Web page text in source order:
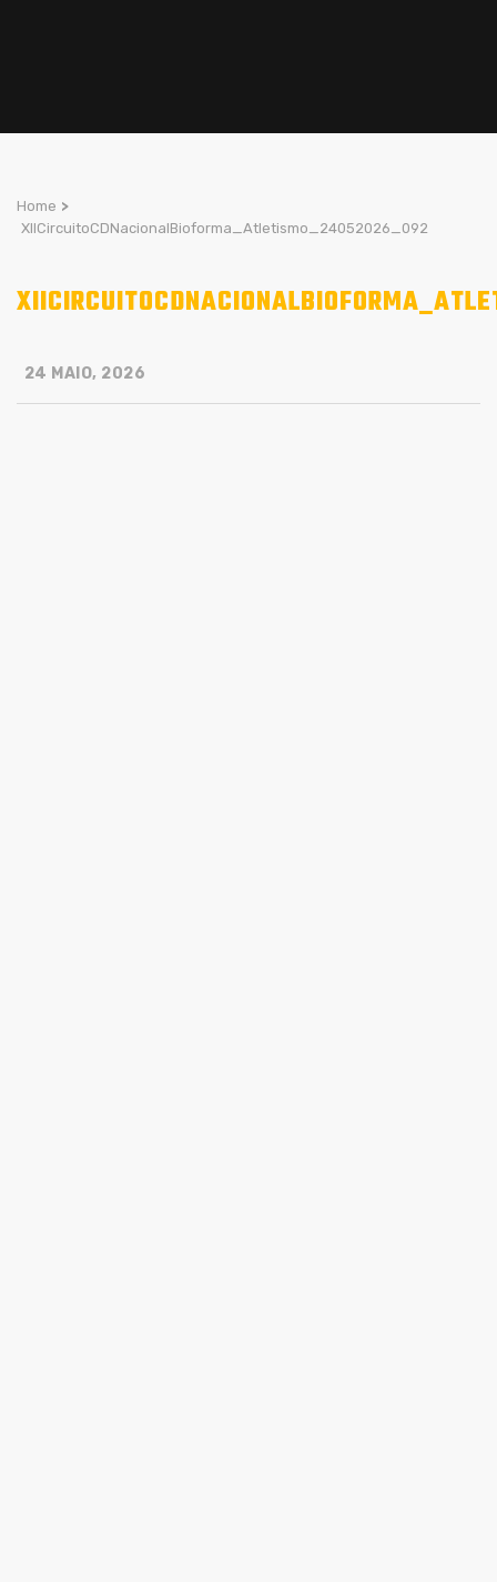
Home >
XIICircuitoCDNacionalBioforma_Atletismo_24052026_092
24 MAIO, 2026